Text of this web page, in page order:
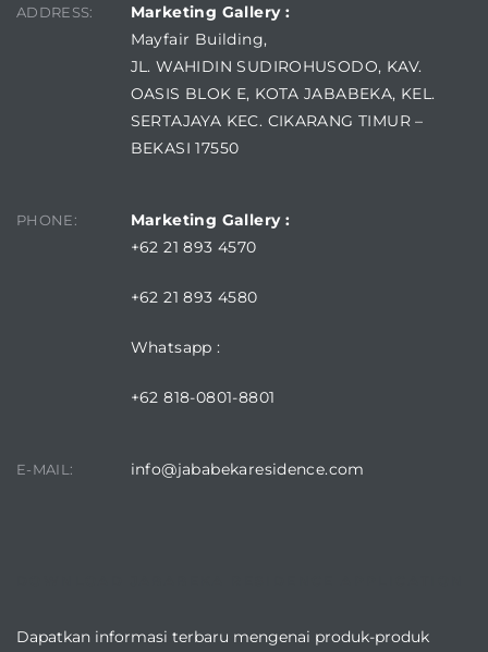
ADDRESS:
Marketing Gallery :
Mayfair Building,
JL. WAHIDIN SUDIROHUSODO, KAV.
OASIS BLOK E, KOTA JABABEKA, KEL.
SERTAJAYA KEC. CIKARANG TIMUR –
BEKASI 17550
PHONE:
Marketing Gallery :
+62 21 893 4570
+62 21 893 4580
Whatsapp :
+62 818-0801-8801
E-MAIL: info@jababekaresidence.com
Dapatkan informasi terbaru mengenai produk-produk